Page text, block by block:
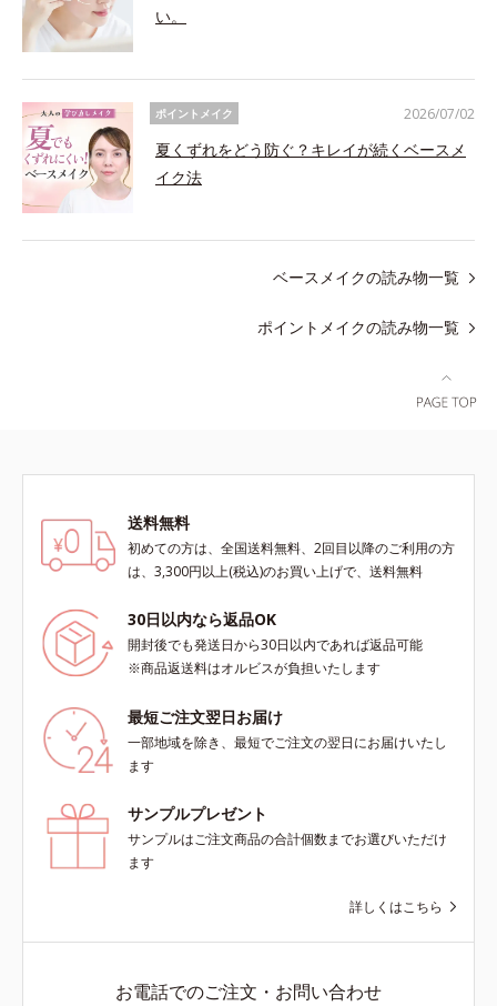
い。
ポイントメイク
夏くずれをどう防ぐ？キレイが続くベースメ
イク法
2026/07/02
ベースメイクの読み物一覧
ポイントメイクの読み物一覧
送料無料
初めての方は、全国送料無料、2回目以降のご利用の方
は、3,300円以上(税込)のお買い上げで、送料無料
30日以内なら返品OK
開封後でも発送日から30日以内であれば返品可能
※商品返送料はオルビスが負担いたします
最短ご注文翌日お届け
一部地域を除き、最短でご注文の翌日にお届けいたし
ます
サンプルプレゼント
サンプルはご注文商品の合計個数までお選びいただけ
ます
詳しくはこちら
お電話でのご注文・お問い合わせ